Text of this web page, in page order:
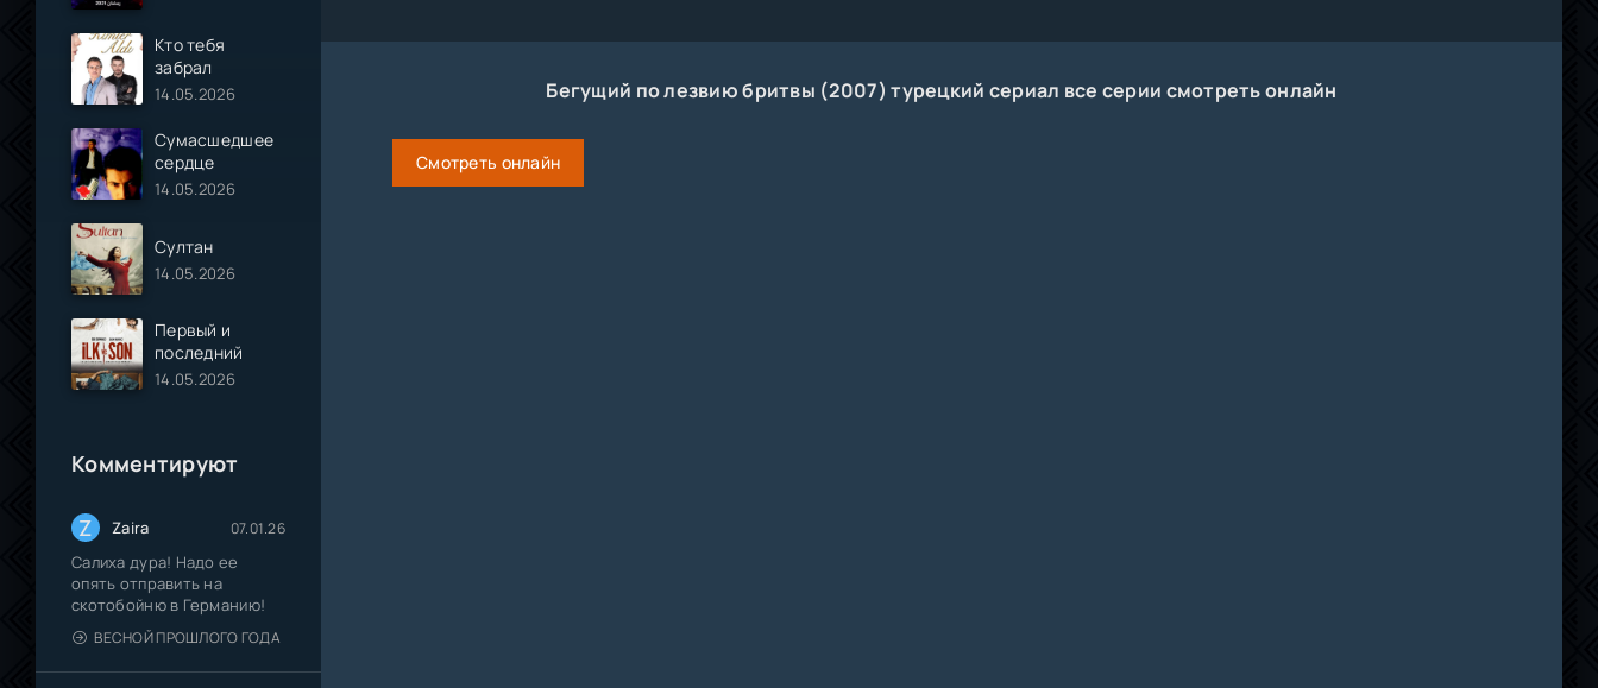
Кто тебя
забрал
14.05.2026
Сумасшедшее
сердце
14.05.2026
Султан
14.05.2026
Первый и
последний
14.05.2026
Комментируют
Z Zaira 07.01.26
Салиха дура! Надо ее
опять отправить на
скотобойню в Германию!
ВЕСНОЙ ПРОШЛОГО ГОДА
Бегущий по лезвию бритвы (2007) турецкий сериал все серии смотреть онлайн
Смотреть онлайн